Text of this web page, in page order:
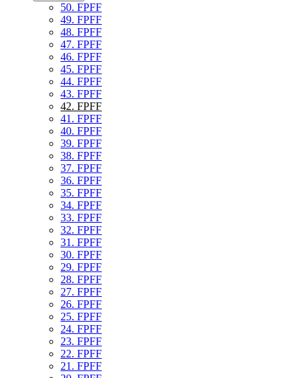
50. FPFF
49. FPFF
48. FPFF
47. FPFF
46. FPFF
45. FPFF
44. FPFF
43. FPFF
42. FPFF
41. FPFF
40. FPFF
39. FPFF
38. FPFF
37. FPFF
36. FPFF
35. FPFF
34. FPFF
33. FPFF
32. FPFF
31. FPFF
30. FPFF
29. FPFF
28. FPFF
27. FPFF
26. FPFF
25. FPFF
24. FPFF
23. FPFF
22. FPFF
21. FPFF